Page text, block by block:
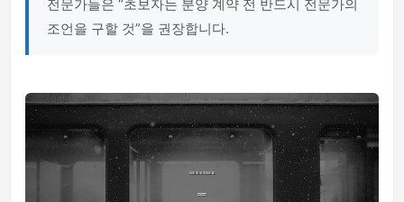
전문가들은 “초보자는 분양 계약 전 반드시 전문가의
조언을 구할 것”을 권장합니다.